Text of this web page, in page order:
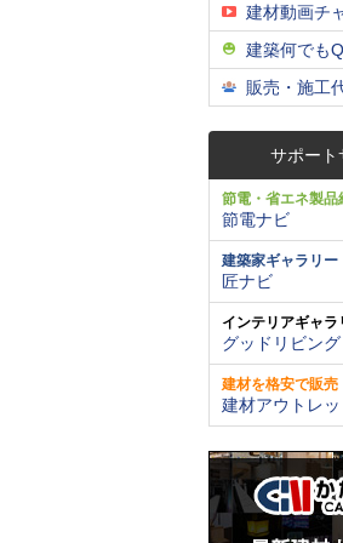
建材動画チ
建築何でも
販売・施工
サポート
節電・省エネ製品
節電ナビ
建築家ギャラリー
匠ナビ
インテリアギャラ
グッドリビング
建材を格安で販売
建材アウトレ